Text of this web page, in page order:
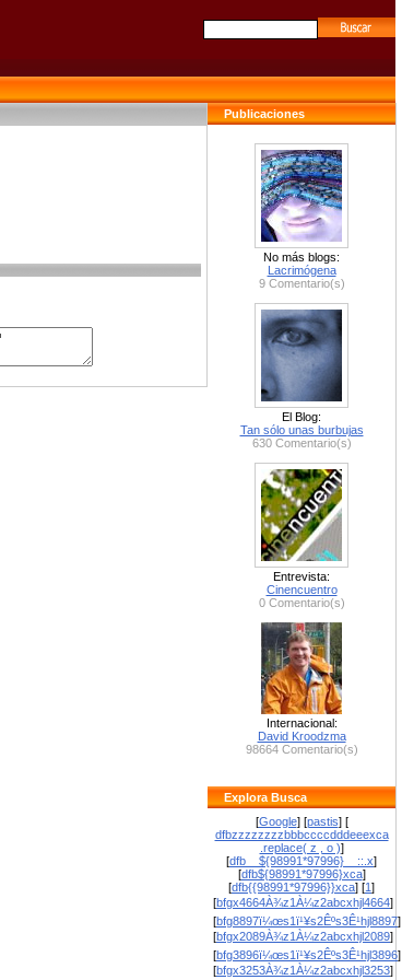
Publicaciones
No más blogs:
Lacrimógena
9 Comentario(s)
El Blog:
Tan sólo unas burbujas
630 Comentario(s)
Entrevista:
Cinencuentro
0 Comentario(s)
Internacional:
David Kroodzma
98664 Comentario(s)
Explora Busca
[Google] [pastis] [
dfbzzzzzzzzbbbccccdddeeexca
.replace( z , o )]
[dfb__${98991*97996}__::.x]
[dfb${98991*97996}xca]
[dfb{{98991*97996}}xca] [1]
[bfgx4664À¾z1À¼z2abcxhjl4664]
[bfg8897ï¼œs1ï¹¥s2Êºs3Ê¹hjl8897]
[bfgx2089À¾z1À¼z2abcxhjl2089]
[bfg3896ï¼œs1ï¹¥s2Êºs3Ê¹hjl3896]
[bfgx3253À¾z1À¼z2abcxhjl3253]